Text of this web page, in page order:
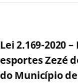
Lei 2.169-2020
esportes Zezé
do Município